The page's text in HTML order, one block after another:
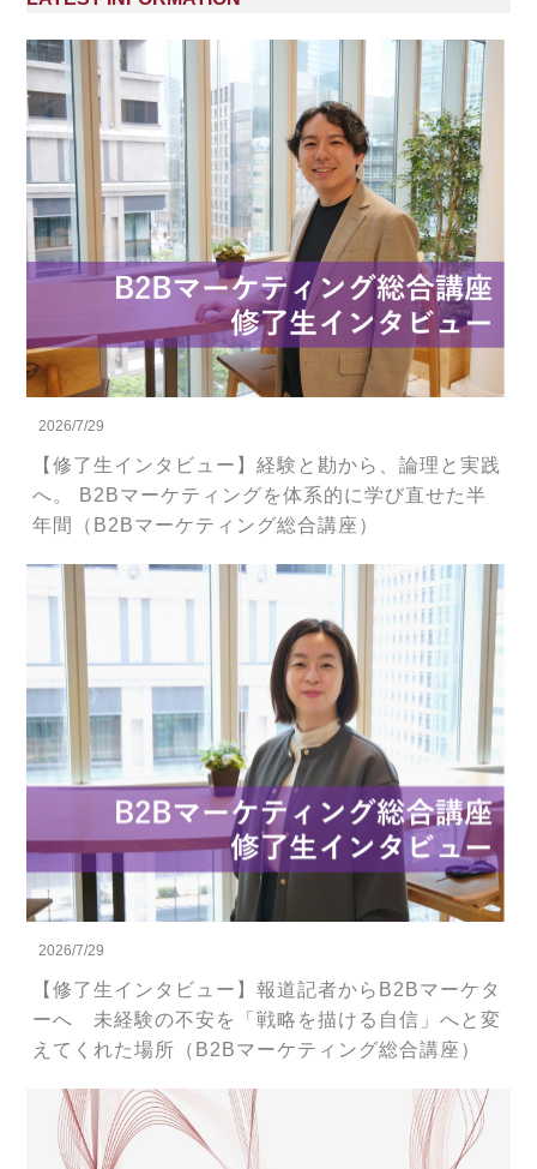
2026/7/29
【修了生インタビュー】経験と勘から、論理と実践
へ。 B2Bマーケティングを体系的に学び直せた半
年間（B2Bマーケティング総合講座）
2026/7/29
【修了生インタビュー】報道記者からB2Bマーケタ
ーへ 未経験の不安を「戦略を描ける自信」へと変
えてくれた場所（B2Bマーケティング総合講座）